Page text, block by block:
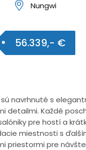
Nungwi
56.339,- €
navrhnuté s
detailmi. Každé
pre hostí a
miestnosti s
priestormi pre